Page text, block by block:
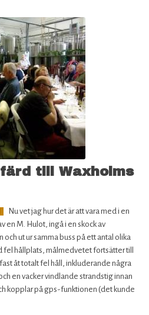
till Waxholms
Nu vet jag hur det är att vara med i en
en M. Hulot, ingå i en skock av
ut ur samma buss på ett antal olika
fel hållplats, målmedvetet fortsätter till
åt totalt fel håll, inkluderande några
en vacker vindlande strandstig innan
kopplar på gps-funktionen (det kunde